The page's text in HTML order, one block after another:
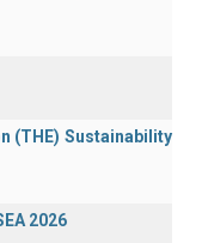
(ΤΗΕ) Sustainability
2026